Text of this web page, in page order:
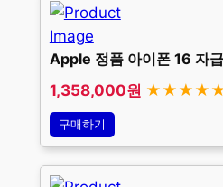
Apple 정품 아이폰 16 자
1,358,000원
구매하기